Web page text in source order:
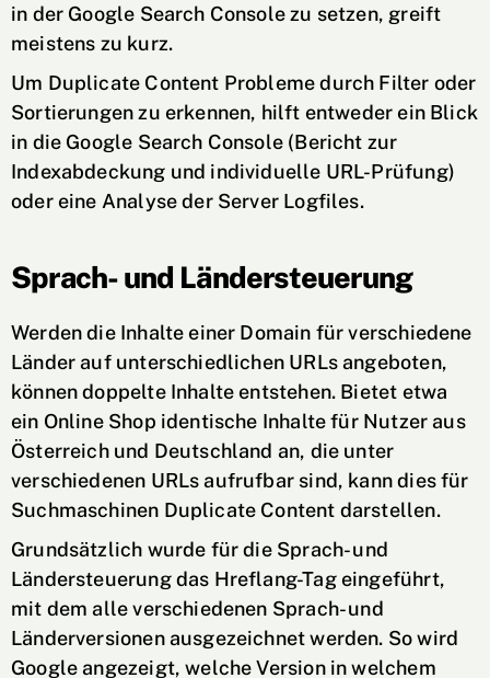
in der Google Search Console zu setzen, greift
meistens zu kurz.
Um Duplicate Content Probleme durch Filter oder
Sortierungen zu erkennen, hilft entweder ein Blick
in die Google Search Console (Bericht zur
Indexabdeckung und individuelle URL-Prüfung)
oder eine Analyse der Server Logfiles.
Sprach- und Ländersteuerung
Werden die Inhalte einer Domain für verschiedene
Länder auf unterschiedlichen URLs angeboten,
können doppelte Inhalte entstehen. Bietet etwa
ein Online Shop identische Inhalte für Nutzer aus
Österreich und Deutschland an, die unter
verschiedenen URLs aufrufbar sind, kann dies für
Suchmaschinen Duplicate Content darstellen.
Grundsätzlich wurde für die Sprach- und
Ländersteuerung das Hreflang-Tag eingeführt,
mit dem alle verschiedenen Sprach- und
Länderversionen ausgezeichnet werden. So wird
Google angezeigt, welche Version in welchem